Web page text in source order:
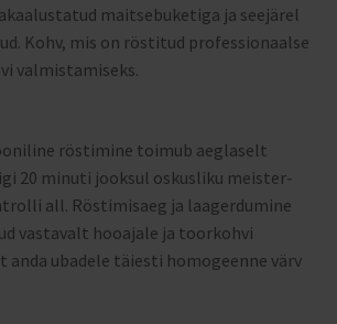
maitsebuketiga ja seejärel
Kohv, mis on röstitud professionaalse
valmistamiseks.
röstimine toimub aeglaselt
20 minuti jooksul oskusliku meister-
all. Röstimisaeg ja laagerdumine
vastavalt hooajale ja toorkohvi
anda ubadele täiesti homogeenne värv